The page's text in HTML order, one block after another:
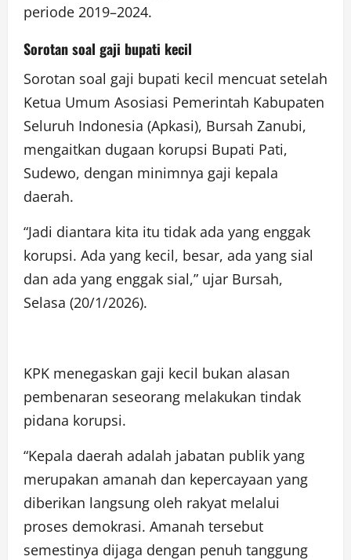
periode 2019–2024.
Sorotan soal gaji bupati kecil
Sorotan soal gaji bupati kecil mencuat setelah
Ketua Umum Asosiasi Pemerintah Kabupaten
Seluruh Indonesia (Apkasi), Bursah Zanubi,
mengaitkan dugaan korupsi Bupati Pati,
Sudewo, dengan minimnya gaji kepala
daerah.
“Jadi diantara kita itu tidak ada yang enggak
korupsi. Ada yang kecil, besar, ada yang sial
dan ada yang enggak sial,” ujar Bursah,
Selasa (20/1/2026).
KPK menegaskan gaji kecil bukan alasan
pembenaran seseorang melakukan tindak
pidana korupsi.
“Kepala daerah adalah jabatan publik yang
merupakan amanah dan kepercayaan yang
diberikan langsung oleh rakyat melalui
proses demokrasi. Amanah tersebut
semestinya dijaga dengan penuh tanggung